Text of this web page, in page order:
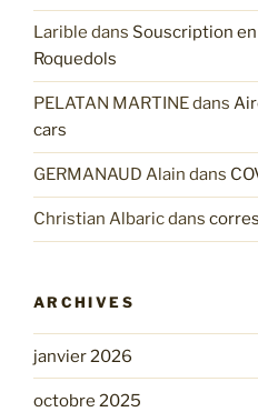
Larible dans Souscription
Roquedols
PELATAN MARTINEdans
cars
GERMANAUD Alain dans
Christian Albaricdans
ARCHIVES
janvier 2026
octobre 2025